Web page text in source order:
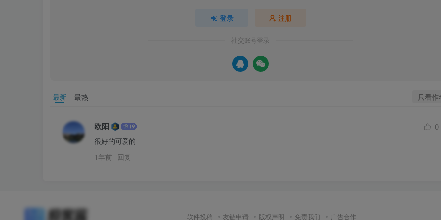
登录 注册
社交账号登录
最新 最热 只看作
欧阳 0
很好的可爱的
1年前 回复
软件投稿 友链申请 版权声明 免责我们 广告合作